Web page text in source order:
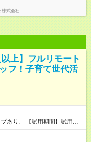
株式会社
上】フルリモート
フ！子育て世代活
間】試用期